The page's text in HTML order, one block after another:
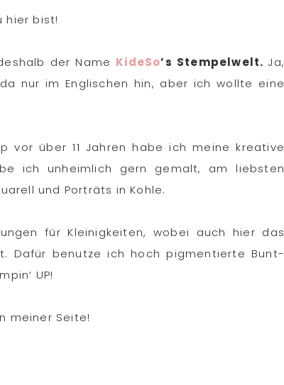
hier bist!
der Name KideSo’s Stempelwelt. Ja,
nur im Englischen hin, aber ich wollte eine
vor über 11 Jahren habe ich meine kreative
ich unheimlich gern gemalt, am liebsten
und Porträts in Kohle.
für Kleinigkeiten, wobei auch hier das
Dafür benutze ich hoch pigmentierte Bunt-
UP!
meiner Seite!